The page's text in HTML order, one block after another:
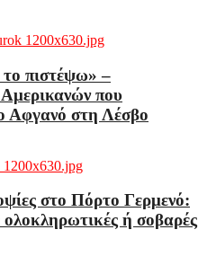
πιστέψω» –
που
Αφγανό στη Λέσβο
στο Πόρτο Γερμενό:
ή σοβαρές